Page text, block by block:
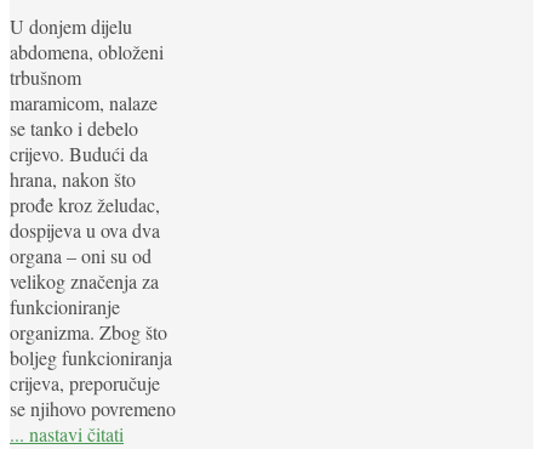
U donjem dijelu
abdomena, obloženi
trbušnom
maramicom, nalaze
se tanko i debelo
crijevo. Budući da
hrana, nakon što
prođe kroz želudac,
dospijeva u ova dva
organa – oni su od
velikog značenja za
funkcioniranje
organizma. Zbog što
boljeg funkcioniranja
crijeva, preporučuje
se njihovo povremeno
... nastavi čitati